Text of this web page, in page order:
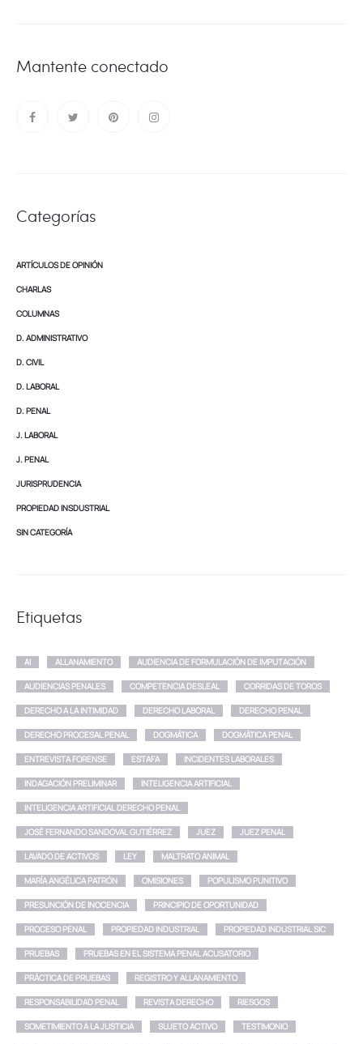
Mantente conectado
Categorías
ARTÍCULOS DE OPINIÓN
CHARLAS
COLUMNAS
D. ADMINISTRATIVO
D. CIVIL
D. LABORAL
D. PENAL
J. LABORAL
J. PENAL
JURISPRUDENCIA
PROPIEDAD INSDUSTRIAL
SIN CATEGORÍA
Etiquetas
AI ALLANAMIENTO AUDIENCIA DE FORMULACIÓN DE IMPUTACIÓN
AUDIENCIAS PENALES COMPETENCIA DESLEAL CORRIDAS DE TOROS
DERECHO A LA INTIMIDAD DERECHO LABORAL DERECHO PENAL
DERECHO PROCESAL PENAL DOGMÁTICA DOGMÁTICA PENAL
ENTREVISTA FORENSE ESTAFA INCIDENTES LABORALES
INDAGACIÓN PRELIMINAR INTELIGENCIA ARTIFICIAL
INTELIGENCIA ARTIFICIAL DERECHO PENAL
JOSÉ FERNANDO SANDOVAL GUTIÉRREZ JUEZ JUEZ PENAL
LAVADO DE ACTIVOS LEY MALTRATO ANIMAL
MARÍA ANGÉLICA PATRÓN OMISIONES POPULISMO PUNITIVO
PRESUNCIÓN DE INOCENCIA PRINCIPIO DE OPORTUNIDAD
PROCESO PENAL PROPIEDAD INDUSTRIAL PROPIEDAD INDUSTRIAL SIC
PRUEBAS PRUEBAS EN EL SISTEMA PENAL ACUSATORIO
PRÁCTICA DE PRUEBAS REGISTRO Y ALLANAMIENTO
RESPONSABILIDAD PENAL REVISTA DERECHO RIESGOS
SOMETIMIENTO A LA JUSTICIA SUJETO ACTIVO TESTIMONIO